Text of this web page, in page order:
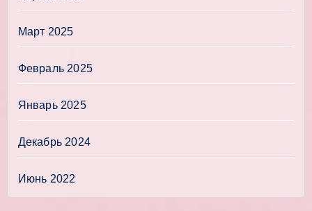
Март 2025
Февраль 2025
Январь 2025
Декабрь 2024
Июнь 2022